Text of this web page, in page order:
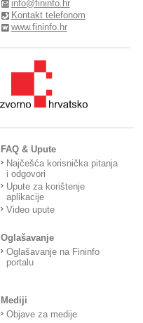
info@fininfo.hr
Kontakt telefonom
www.fininfo.hr
FAQ & Upute
Najčešća korisnička pitanja
i odgovori
Upute za korištenje
aplikacije
Video upute
Oglašavanje
Oglašavanje na Fininfo
portalu
Mediji
Objave za medije